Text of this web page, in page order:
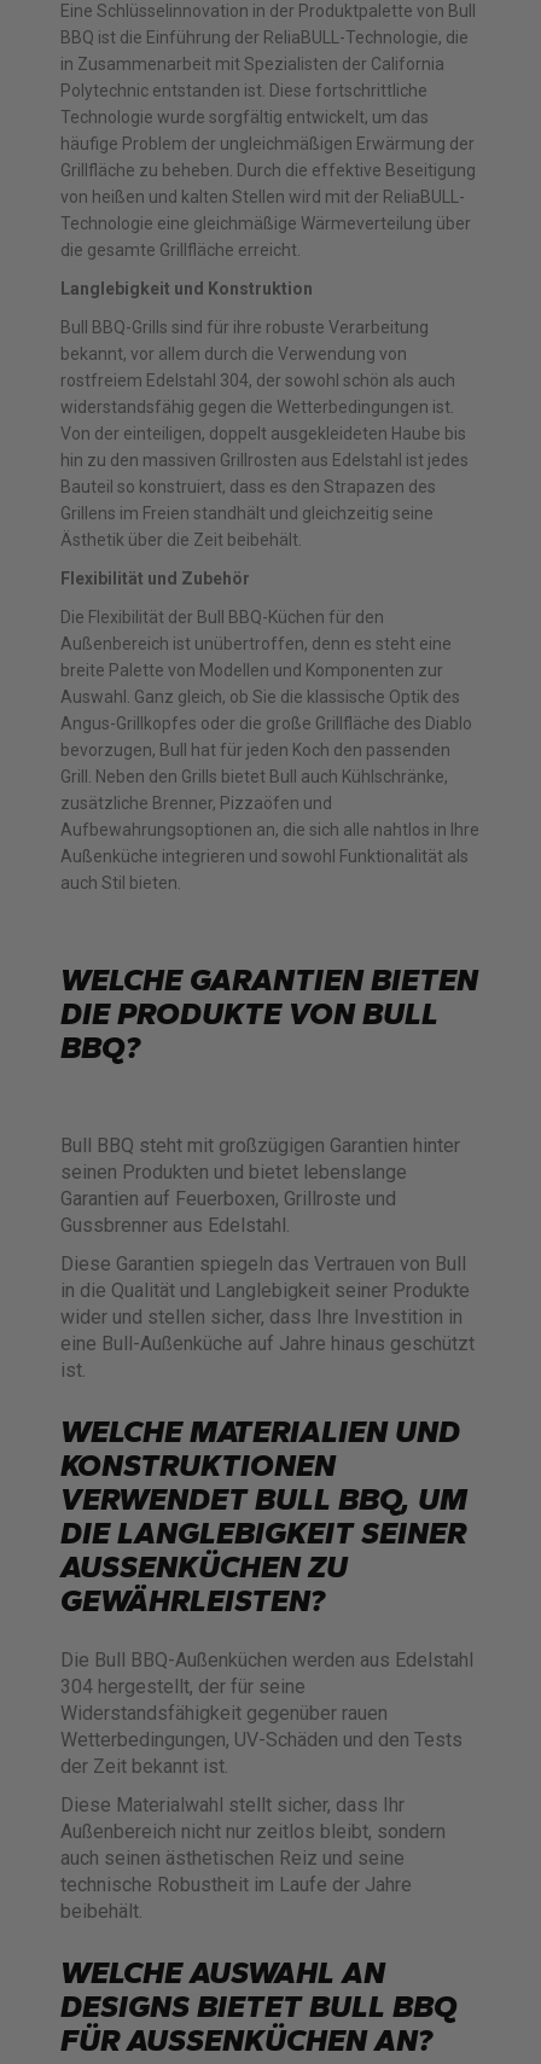
Eine Schlüsselinnovation in der Produktpalette von Bull
BBQ ist die Einführung der ReliaBULL-Technologie, die
in Zusammenarbeit mit Spezialisten der California
Polytechnic entstanden ist. Diese fortschrittliche
Technologie wurde sorgfältig entwickelt, um das
häufige Problem der ungleichmäßigen Erwärmung der
Grillfläche zu beheben. Durch die effektive Beseitigung
von heißen und kalten Stellen wird mit der ReliaBULL-
Technologie eine gleichmäßige Wärmeverteilung über
die gesamte Grillfläche erreicht.
Langlebigkeit und Konstruktion
Bull BBQ-Grills sind für ihre robuste Verarbeitung
bekannt, vor allem durch die Verwendung von
rostfreiem Edelstahl 304, der sowohl schön als auch
widerstandsfähig gegen die Wetterbedingungen ist.
Von der einteiligen, doppelt ausgekleideten Haube bis
hin zu den massiven Grillrosten aus Edelstahl ist jedes
Bauteil so konstruiert, dass es den Strapazen des
Grillens im Freien standhält und gleichzeitig seine
Ästhetik über die Zeit beibehält.
Flexibilität und Zubehör
Die Flexibilität der Bull BBQ-Küchen für den
Außenbereich ist unübertroffen, denn es steht eine
breite Palette von Modellen und Komponenten zur
Auswahl. Ganz gleich, ob Sie die klassische Optik des
Angus-Grillkopfes oder die große Grillfläche des Diablo
bevorzugen, Bull hat für jeden Koch den passenden
Grill. Neben den Grills bietet Bull auch Kühlschränke,
zusätzliche Brenner, Pizzaöfen und
Aufbewahrungsoptionen an, die sich alle nahtlos in Ihre
Außenküche integrieren und sowohl Funktionalität als
auch Stil bieten.
WELCHE GARANTIEN BIETEN
DIE PRODUKTE VON BULL
BBQ?
Bull BBQ steht mit großzügigen Garantien hinter
seinen Produkten und bietet lebenslange
Garantien auf Feuerboxen, Grillroste und
Gussbrenner aus Edelstahl.
Diese Garantien spiegeln das Vertrauen von Bull
in die Qualität und Langlebigkeit seiner Produkte
wider und stellen sicher, dass Ihre Investition in
eine Bull-Außenküche auf Jahre hinaus geschützt
ist.
WELCHE MATERIALIEN UND
KONSTRUKTIONEN
VERWENDET BULL BBQ, UM
DIE LANGLEBIGKEIT SEINER
AUSSENKÜCHEN ZU G
EWÄHRLEISTEN?
Die Bull BBQ-Außenküchen werden aus Edelstahl
304 hergestellt, der für seine
Widerstandsfähigkeit gegenüber rauen
Wetterbedingungen, UV-Schäden und den Tests
der Zeit bekannt ist.
Diese Materialwahl stellt sicher, dass Ihr
Außenbereich nicht nur zeitlos bleibt, sondern
auch seinen ästhetischen Reiz und seine
technische Robustheit im Laufe der Jahre
beibehält.
WELCHE AUSWAHL AN
DESIGNS BIETET BULL BBQ
FÜR AUSSENKÜCHEN AN?